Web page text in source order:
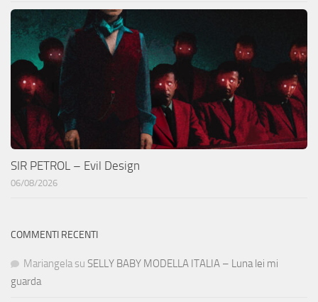
SIR PETROL – Evil Design
06/08/2026
COMMENTI RECENTI
Mariangela su SELLY BABY MODELLA ITALIA – Luna lei mi
guarda